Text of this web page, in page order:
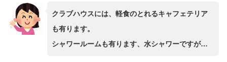
クラブハウスには、軽食のとれるキャフェテリア
も有ります。
シャワールームも有ります、水シャワーですが…